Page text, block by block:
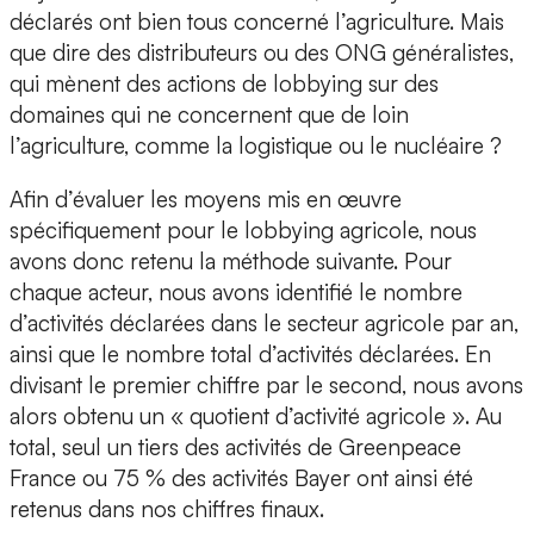
déclarés ont bien tous concerné l’agriculture. Mais
que dire des distributeurs ou des ONG généralistes,
qui mènent des actions de lobbying sur des
domaines qui ne concernent que de loin
l’agriculture, comme la logistique ou le nucléaire ?
Afin d’évaluer les moyens mis en œuvre
spécifiquement pour le lobbying agricole, nous
avons donc retenu la méthode suivante. Pour
chaque acteur, nous avons identifié le nombre
d’activités déclarées dans le secteur agricole par an,
ainsi que le nombre total d’activités déclarées. En
divisant le premier chiffre par le second, nous avons
alors obtenu un « quotient d’activité agricole ». Au
total, seul un tiers des activités de Greenpeace
France ou 75 % des activités Bayer ont ainsi été
retenus dans nos chiffres finaux.